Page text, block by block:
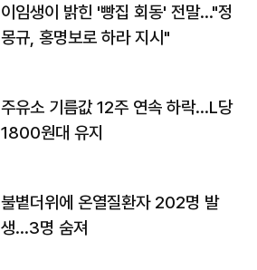
이임생이 밝힌 '빵집 회동' 전말…"정
몽규, 홍명보로 하라 지시"
주유소 기름값 12주 연속 하락…L당
1800원대 유지
불볕더위에 온열질환자 202명 발
생…3명 숨져